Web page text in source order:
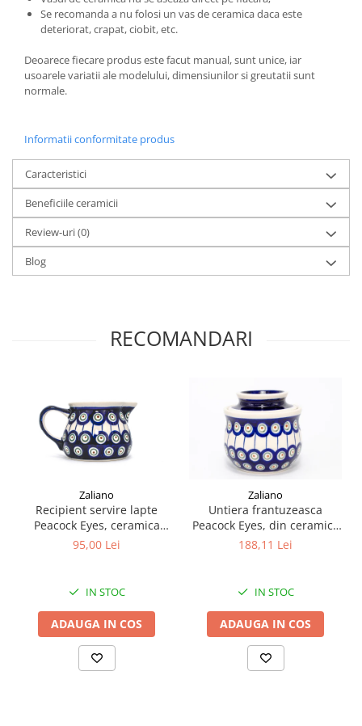
Se recomanda a nu folosi un vas de ceramica daca este
deteriorat, crapat, ciobit, etc.
Deoarece fiecare produs este facut manual, sunt unice, iar
usoarele variatii ale modelului, dimensiunilor si greutatii sunt
normale.
Informatii conformitate produs
Caracteristici
Beneficiile ceramicii
Review-uri(0)
Blog
RECOMANDARI
Zaliano
Recipient servire lapte
Peacock Eyes, ceramica
smaltuita, pictat manual,
95,00 Lei
IN STOC
ADAUGA IN COS
Zaliano
Untiera frantuzeasca
Peacock Eyes, din ceramica
smaltuita, pictata manual,
188,11 Lei
IN STOC
ADAUGA IN COS